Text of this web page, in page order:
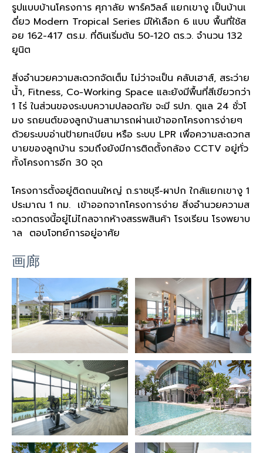
รูปแบบบ้านโครงการ ศุภาลัย พาร์ควิลล์ แยกเขางู เป็นบ้านเ
ดี่ยว Modern Tropical Series มีให้เลือก 6 แบบ พื้นที่ใช้ส
อย 162-417 ตร.ม. ที่ดินเริ่มต้น 50-120 ตร.ว. จำนวน 132
ยูนิต
สิ่งอำนวยความสะดวกจัดเต็ม ไม่ว่าจะเป็น คลับเฮาส์, สระว่าย
น้ำ, Fitness, Co-Working Space และยังมีพื้นที่สีเขียวกว่า
1 ไร่ ในส่วนของระบบความปลอดภัย จะมี รปภ. ดูแล 24 ชั่วโ
มง รถยนต์ของลูกบ้านสามารถผ่านเข้าออกโครงการง่ายๆ
ด้วยระบบอ่านป้ายทะเบียน หรือ ระบบ LPR เพื่อความสะดวกส
บายของลูกบ้าน รวมถึงยังมีการติดตั้งกล้อง CCTV อยู่ทั่ว
ทั้งโครงการอีก 30 จุด
โครงการตั้งอยู่ติดถนนใหญ่ ถ.ราชบุรี-ผาปก ใกล้แยกเขางู 1
ประมาณ 1 กม. เข้าออกจากโครงการง่าย สิ่งอำนวยความส
ะดวกตรงนี้อยู่ไม่ไกลจากห้างสรรพสินค้า โรงเรียน โรงพยาบ
าล ตอบโจทย์การอยู่อาศัย
画廊